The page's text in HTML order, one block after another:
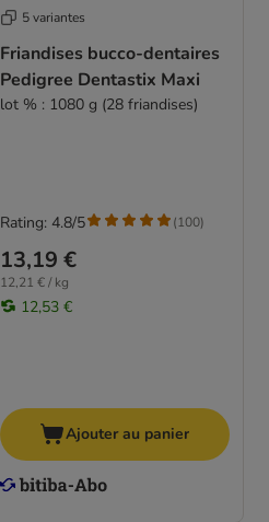
5 variantes
Friandises bucco-dentaires
Pedigree Dentastix Maxi
lot % : 1080 g (28 friandises)
13,19 €
12,21 € / kg
12,53 €
Rating: 4.8/5 (100)
Ajouter au panier